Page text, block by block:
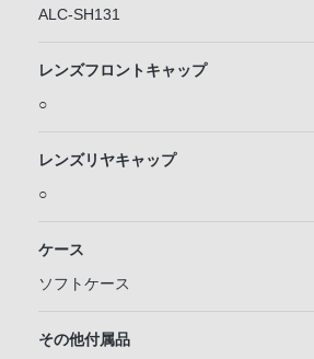
ALC-SH131
レンズフロントキャップ
○
レンズリヤキャップ
○
ケース
ソフトケース
その他付属品